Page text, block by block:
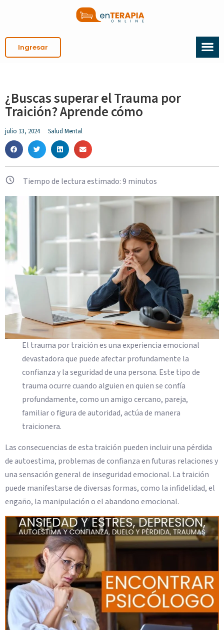
Ingresar
¿Buscas superar el Trauma por
Traición? Aprende cómo
julio 13, 2024 Salud Mental
Tiempo de lectura estimado:9 minutos
El trauma por traición es una experiencia emocional
devastadora que puede afectar profundamente la
confianza y la seguridad de una persona. Este tipo de
trauma ocurre cuando alguien en quien se confía
profundamente, como un amigo cercano, pareja,
familiar o figura de autoridad, actúa de manera
traicionera.
Las consecuencias de esta traición pueden incluir una pérdida
de autoestima, problemas de confianza en futuras relaciones y
una sensación general de inseguridad emocional. La traición
puede manifestarse de diversas formas, como la infidelidad, el
engaño, la manipulación o el abandono emocional.